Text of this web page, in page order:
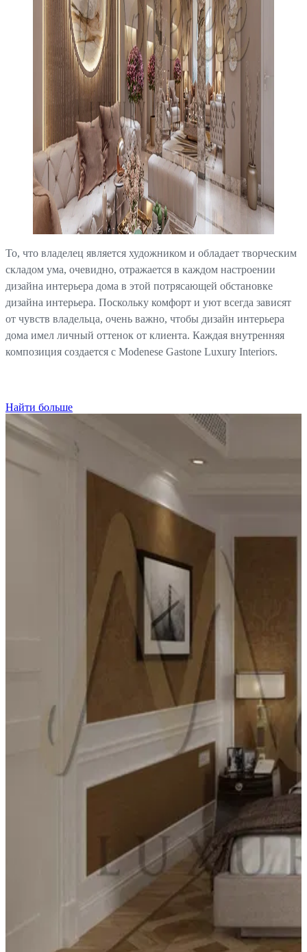
То, что владелец является художником и обладает творческим
складом ума, очевидно, отражается в каждом настроении
дизайна интерьера дома в этой потрясающей обстановке
дизайна интерьера. Поскольку комфорт и уют всегда зависят
от чувств владельца, очень важно, чтобы дизайн интерьера
дома имел личный оттенок от клиента. Каждая внутренняя
композиция создается с Modenese Gastone Luxury Interiors.
Найти больше